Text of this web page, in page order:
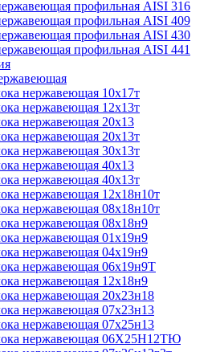
профильная AISI 316
профильная AISI 409
профильная AISI 430
профильная AISI 441
нержавеющая 10х17т
нержавеющая 12х13т
нержавеющая 20х13
нержавеющая 20х13т
нержавеющая 30х13т
нержавеющая 40х13
нержавеющая 40х13т
нержавеющая 12х18н10т
нержавеющая 08х18н10т
нержавеющая 08х18н9
нержавеющая 01х19н9
нержавеющая 04х19н9
нержавеющая 06х19н9Т
нержавеющая 12х18н9
нержавеющая 20х23н18
нержавеющая 07х23н13
нержавеющая 07х25н13
нержавеющая 06Х25Н12ТЮ